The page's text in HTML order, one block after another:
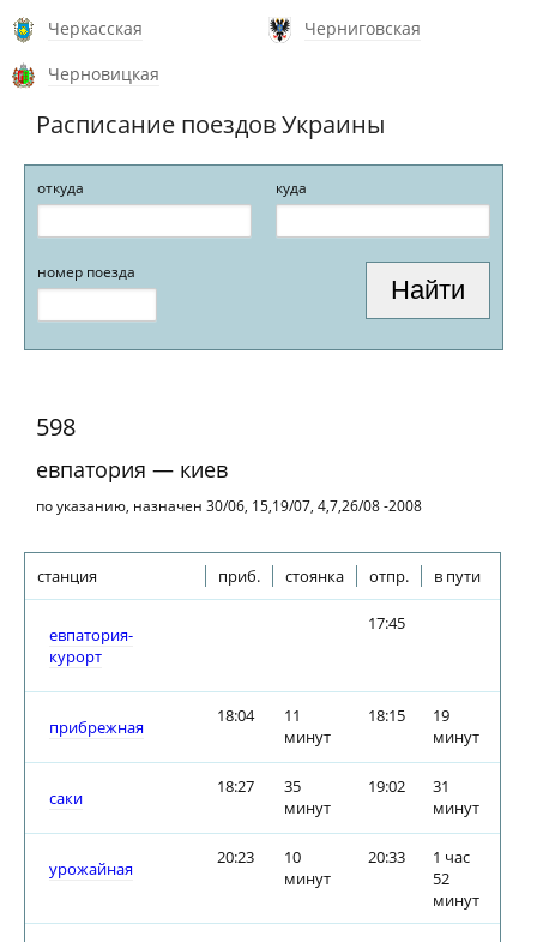
Черкасская
Черниговская
Черновицкая
Расписание поездов Украины
откуда куда
номер поезда
598
евпатория — киев
по указанию, назначен 30/06, 15,19/07, 4,7,26/08 -2008
станция приб. стоянка отпр. в пути
евпатория-
курорт
17:45
прибрежная
18:04
11
минут
18:15
19
минут
саки
18:27
35
минут
19:02
31
минут
урожайная
20:23
10
минут
20:33
1 час
52
минут